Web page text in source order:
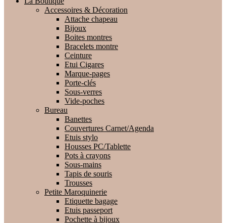
Accessoires & Décoration
Attache chapeau
Bijoux
Boites montres
Bracelets montre
Ceinture
Etui Cigares
Marque-pages
Porte-clés
Sous-verres
Vide-poches
Bureau
Banettes
Couvertures Carnet/Agenda
Etuis stylo
Housses PC/Tablette
Pots à crayons
Sous-mains
Tapis de souris
Trousses
Petite Maroquinerie
Etiquette bagage
Etuis passeport
Pochette à bijoux